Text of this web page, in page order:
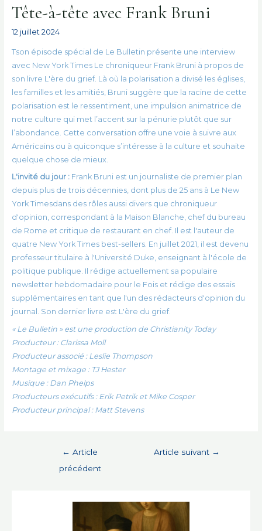
Tête-à-tête avec Frank Bruni
12 juillet 2024
Tson épisode spécial de Le Bulletin présente une interview
avec New York TimesLe chroniqueur Frank Bruni à propos de
son livre L'ère du grief. Là où la polarisation a divisé les églises,
les familles et les amitiés, Bruni suggère que la racine de cette
polarisation est le ressentiment, une impulsion animatrice de
notre culture qui met l’accent sur la pénurie plutôt que sur
l’abondance. Cette conversation offre une voie à suivre aux
Américains ou à quiconque s’intéresse à la culture et souhaite
quelque chose de mieux.
L'invité du jour :Frank Bruni est un journaliste de premier plan
depuis plus de trois décennies, dont plus de 25 ans à Le New
York Timesdans des rôles aussi divers que chroniqueur
d'opinion, correspondant à la Maison Blanche, chef du bureau
de Rome et critique de restaurant en chef. Il est l'auteur de
quatre New York Timesbest-sellers. En juillet 2021, il est devenu
professeur titulaire à l'Université Duke, enseignant à l'école de
politique publique. Il rédige actuellement sa populaire
newsletter hebdomadaire pour le Foiset rédige des essais
supplémentaires en tant que l'un des rédacteurs d'opinion du
journal. Son dernier livre est L'ère du grief.
« Le Bulletin » est une production de Christianity Today
Producteur : Clarissa Moll
Producteur associé : Leslie Thompson
Montage et mixage : TJ Hester
Musique : Dan Phelps
Producteurs exécutifs : Erik Petrik et Mike Cosper
Producteur principal : Matt Stevens
← Article
précédent
Article suivant →